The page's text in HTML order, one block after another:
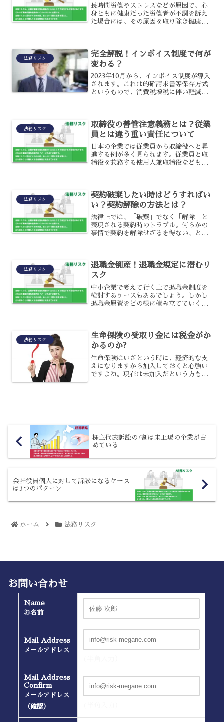
長時間労働やストレスなどが原因で、心
身ともに健康だった労働者が不調を訴え
た場合には、その原因を取り除き健康が
法務リスク
完全解説！インボイス制度で何が
変わる？
2023年10月から、インボイス制度が導入
されます。これは的確請求書等保存方式
というもので、消費税増税に伴い軽減税
ことで何が変わるの...
法務リスク
取締役の善管注意義務とは？従業
員とは違う重い責任について
日本の企業では従業員から取締役へと昇
進する例が多く見られます。従業員と取
締役を兼務する使用人兼取締役なども多
さが異なっており、取締役...
法務リスク
契約破棄したい時はどうすればい
い？契約解除の方法とは？
法律上では、「破棄」でなく「解除」と
表現される契約時のトラブル。何らかの
事情で契約を解除せざるを得ない、とい
るのは難しそうですよね...
法務リスク
退職金倒産！退職金規定に潜むリ
スク
中小企業で考えて行く上で退職金制度を
検討するケースもあるでしょう。しかし
退職金原資をどの様に積み立てていくか
法務リスク
生命保険の受取り金には税金がか
かるのか?
生命保険はいざという時に、経済的な支
えになりますから加入しておくと心強い
ですよね。現在は未加入だという方も、
株主代表訴訟の7割は未上場の企業が占
めている
会社役員個人に対して訴訟になるケース
は3つのパターン
ホーム 法務リスク
お問い合わせ
Name
お名前
Mail Address
メールアドレス
Mail Address
Confirm
メールアドレス
（確認）